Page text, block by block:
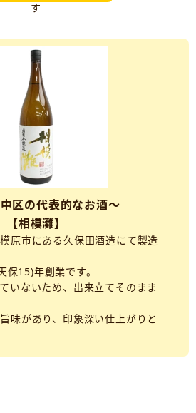
す
区の代表的なお酒～
【相模灘】
原市にある久保田酒造にて製造
15)年創業です。
いないため、出来立てそのまま
味があり、印象深い仕上がりと